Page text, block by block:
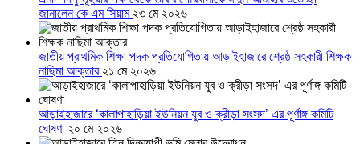
জানালেন কে এম সিয়াম ২৩ মে ২০২৬
জাতীয় প্রাথমিক শিক্ষা পদক প্রতিযোগিতায় আড়াইহাজারে শ্রেষ্ঠ সহকারী শিক্ষক
নাছিমা আক্তার ২১ মে ২০২৬
আড়াইহাজারে ‘কালাপাহাড়িয়া ইউনিয়ন যুব ও ক্রীড়া সংসদ’ এর পূর্ণাঙ্গ কমিটি
ঘোষণা ২০ মে ২০২৬